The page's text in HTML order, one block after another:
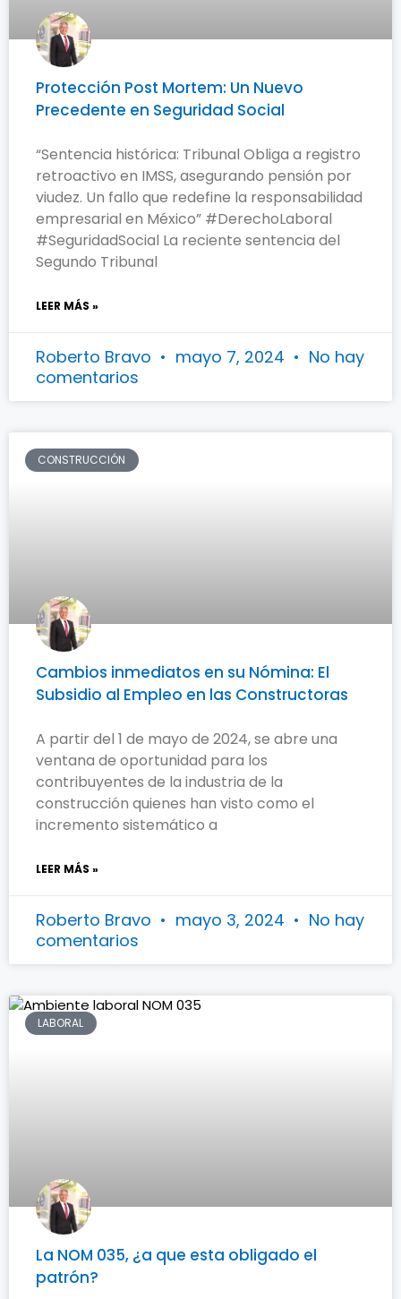
Protección Post Mortem: Un Nuevo
Precedente en Seguridad Social
“Sentencia histórica: Tribunal Obliga a registro
retroactivo en IMSS, asegurando pensión por
viudez. Un fallo que redefine la responsabilidad
empresarial en México” #DerechoLaboral
#SeguridadSocial La reciente sentencia del
Segundo Tribunal
LEER MÁS »
Roberto Bravo mayo 7, 2024
No hay
comentarios
CONSTRUCCIÓN
Cambios inmediatos en su Nómina: El
Subsidio al Empleo en las Constructoras
A partir del 1 de mayo de 2024, se abre una
ventana de oportunidad para los
contribuyentes de la industria de la
construcción quienes han visto como el
incremento sistemático a
LEER MÁS »
Roberto Bravo mayo 3, 2024
No hay
comentarios
LABORAL
La NOM 035, ¿a que esta obligado el
patrón?